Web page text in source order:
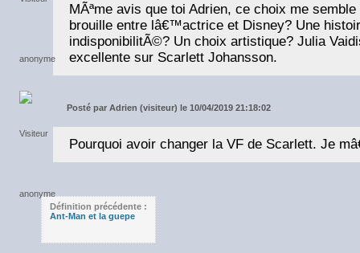
MÃªme avis que toi Adrien, ce choix me
brouille entre lâ€™actrice et Disney? Une
indisponibilitÃ©? Un choix artistique? Julia
excellente sur Scarlett Johansson.
Posté par Adrien (visiteur) le 10/04/2019 21:18:02
Pourquoi avoir changer la VF de Scarlett. Je
Définition précédente :
Ant-Man et la guepe